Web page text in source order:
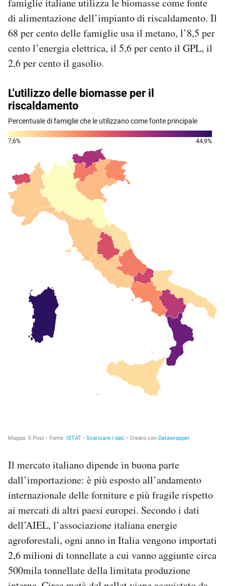
famiglie italiane utilizza le biomasse come fonte
di alimentazione dell’impianto di riscaldamento. Il
68 per cento delle famiglie usa il metano, l’8,5 per
cento l’energia elettrica, il 5,6 per cento il GPL, il
2,6 per cento il gasolio.
Il mercato italiano dipende in buona parte
dall’importazione: è più esposto all’andamento
internazionale delle forniture e più fragile rispetto
ai mercati di altri paesi europei. Secondo i dati
dell’AIEL, l’associazione italiana energie
agroforestali, ogni anno in Italia vengono importati
2,6 milioni di tonnellate a cui vanno aggiunte circa
500mila tonnellate della limitata produzione